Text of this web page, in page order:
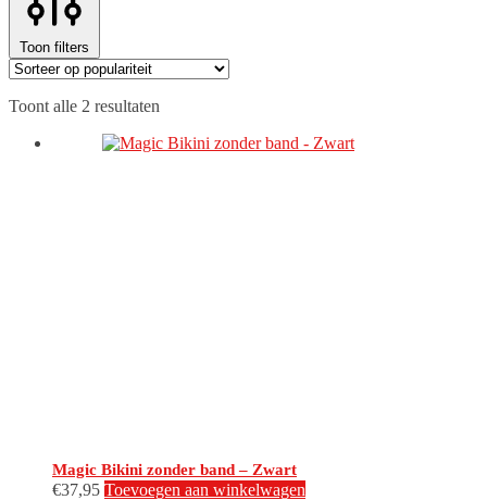
Toon filters
Toont alle 2 resultaten
populariteit
Magic Bikini zonder band – Zwart
€37,95 Toevoegen aan winkelwagen